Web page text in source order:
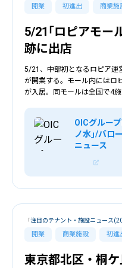
開業 初進出 商業施
5/21｢ロピアモー
跡に出店
5/21、中部初となるロピア運
が開業する。モール内にはロ
が入居。同モールは全国で4施
OICグルー
ノ水｣/バロ
ニュース
開業 商業施設 初進
「注目のテナント・施設ニュース
東京都北区・桐